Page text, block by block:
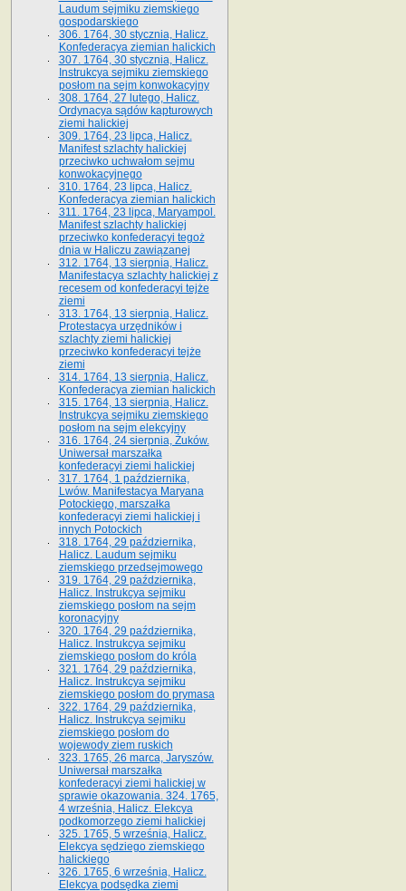
Laudum sejmiku ziemskiego
gospodarskiego
306. 1764, 30 stycznia, Halicz.
Konfederacya ziemian halickich
307. 1764, 30 stycznia, Halicz.
Instrukcya sejmiku ziemskiego
posłom na sejm konwokacyjny
308. 1764, 27 lutego, Halicz.
Ordynacya sądów kapturowych
ziemi halickiej
309. 1764, 23 lipca, Halicz.
Manifest szlachty halickiej
przeciwko uchwałom sejmu
konwokacyjnego
310. 1764, 23 lipca, Halicz.
Konfederacya ziemian halickich
311. 1764, 23 lipca, Maryampol.
Manifest szlachty halickiej
przeciwko konfederacyi tegoż
dnia w Haliczu zawiązanej
312. 1764, 13 sierpnia, Halicz.
Manifestacya szlachty halickiej z
recesem od konfederacyi tejże
ziemi
313. 1764, 13 sierpnia, Halicz.
Protestacya urzędników i
szlachty ziemi halickiej
przeciwko konfederacyi tejże
ziemi
314. 1764, 13 sierpnia, Halicz.
Konfederacya ziemian halickich
315. 1764, 13 sierpnia, Halicz.
Instrukcya sejmiku ziemskiego
posłom na sejm elekcyjny
316. 1764, 24 sierpnia, Żuków.
Uniwersał marszałka
konfederacyi ziemi halickiej
317. 1764, 1 października,
Lwów. Manifestacya Maryana
Potockiego, marszałka
konfederacyi ziemi halickiej i
innych Potockich
318. 1764, 29 października,
Halicz. Laudum sejmiku
ziemskiego przedsejmowego
319. 1764, 29 października,
Halicz. Instrukcya sejmiku
ziemskiego posłom na sejm
koronacyjny
320. 1764, 29 października,
Halicz. Instrukcya sejmiku
ziemskiego posłom do króla
321. 1764, 29 października,
Halicz. Instrukcya sejmiku
ziemskiego posłom do prymasa
322. 1764, 29 października,
Halicz. Instrukcya sejmiku
ziemskiego posłom do
wojewody ziem ruskich
323. 1765, 26 marca, Jaryszów.
Uniwersał marszałka
konfederacyi ziemi halickiej w
sprawie okazowania. 324. 1765,
4 września, Halicz. Elekcya
podkomorzego ziemi halickiej
325. 1765, 5 września, Halicz.
Elekcya sędziego ziemskiego
halickiego
326. 1765, 6 września, Halicz.
Elekcya podsędka ziemi